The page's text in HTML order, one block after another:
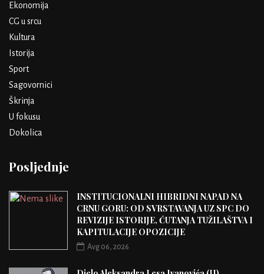
Ekonomija
CG u srcu
Kultura
Istorija
Sport
Sagovornici
Škrinja
U fokusu
Dokolica
Posljednje
INSTITUCIONALNI HIBRIDNI NAPAD NA
CRNU GORU: OD SVRSTAVANJA UZ SPC DO
REVIZIJE ISTORIJE, ĆUTANJA TUŽILAŠTVA I
KAPITULACIJE OPOZICIJE
Avg 06, 2026